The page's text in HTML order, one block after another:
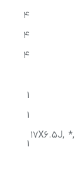
و کامپیوتر فورچونر
4
4
4
1
1
17X6.5J,
1